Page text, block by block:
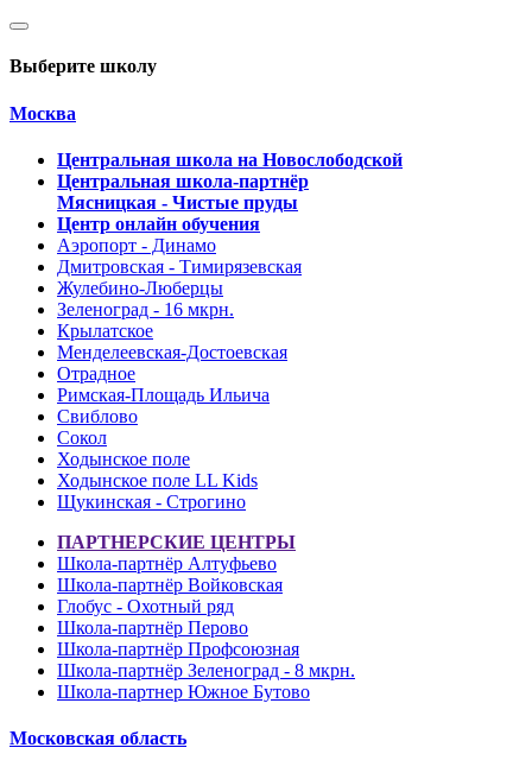
Выберите школу
Москва
Центральная школа на Новослободской
Центральная школа-партнёр
Мясницкая - Чистые пруды
Центр онлайн обучения
Аэропорт - Динамо
Дмитровская - Тимирязевская
Жулебино-Люберцы
Зеленоград - 16 мкрн.
Крылатское
Менделеевская-Достоевская
Отрадное
Римская-Площадь Ильича
Свиблово
Сокол
Ходынское поле
Ходынское поле LL Kids
Щукинская - Строгино
ПАРТНЕРСКИЕ ЦЕНТРЫ
Школа-партнёр Алтуфьево
Школа-партнёр Войковская
Глобус - Охотный ряд
Школа-партнёр Перово
Школа-партнёр Профсоюзная
Школа-партнёр Зеленоград - 8 мкрн.
Школа-партнер Южное Бутово
Московская область